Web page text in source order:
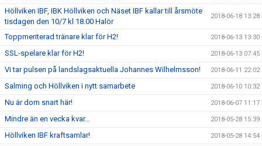
Höllviken IBF, IBK Höllviken och Näset IBF kallar till årsmöte
tisdagen den 10/7 kl 18.00 Halör
2018-06-18 13:28
Toppmeriterad tränare klar för H2! 2018-06-13 13:30
SSL-spelare klar för H2! 2018-06-13 07:45
Vi tar pulsen på landslagsaktuella Johannes Wilhelmsson! 2018-06-11 22:02
Salming och Höllviken i nytt samarbete 2018-06-10 10:32
Nu är dom snart här! 2018-06-07 11:17
Mindre än en vecka kvar… 2018-05-28 15:39
Höllviken IBF kraftsamlar! 2018-05-28 14:54